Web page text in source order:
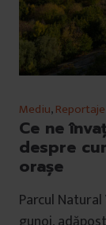
Mediu,Reportaje
Ce ne
despre
orașe
Parcul